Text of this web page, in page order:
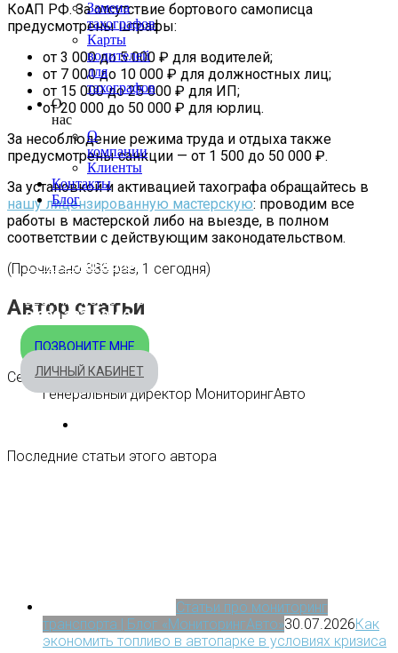
Замена
тахографов
Карты
водителей
для
тахографов
О
нас
О
компании
Клиенты
Контакты
Блог
+7 495 540-40-84
БЕСПЛАТНО ПО РОССИИ
8 800 333-32-89
ПОЗВОНИТЕ МНЕ
ЛИЧНЫЙ КАБИНЕТ
КоАП РФ. За отсутствие бортового самописца
предусмотрены штрафы:
от 3 000 до 5 000 ₽ для водителей;
от 7 000 до 10 000 ₽ для должностных лиц;
от 15 000 до 25 000 ₽ для ИП;
от 20 000 до 50 000 ₽ для юрлиц.
За несоблюдение режима труда и отдыха также
предусмотрены санкции — от 1 500 до 50 000 ₽.
За установкой и активацией тахографа обращайтесь в
нашу лицензированную мастерскую: проводим все
работы в мастерской либо на выезде, в полном
соответствии с действующим законодательством.
(Прочитано 383 раз, 1 сегодня)
Автор статьи
Сергей Скнарин
Генеральный директор МониторингАвто
Последние статьи этого автора
Статьи про мониторинг
транспорта | Блог «МониторингАвто»30.07.2026Как
экономить топливо в автопарке в условиях кризиса